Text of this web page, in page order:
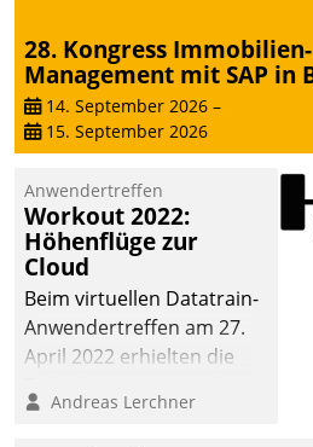
28. Kongress
Management mit SAP in
14. September 2026 –
15. September 2026
Anwendertreffen
Workout 2022:
Höhenflüge zur
Cloud
Beim virtuellen Datatrain-
Anwendertreffen am 27.
April 2022 erhielten die
Teilnehmer kurzweilige
Andreas Lerchner